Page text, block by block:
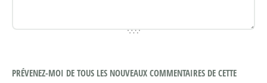
PRÉVENEZ-MOI DE TOUS LES NOUVEAUX COMMENTAIRES DE CETTE